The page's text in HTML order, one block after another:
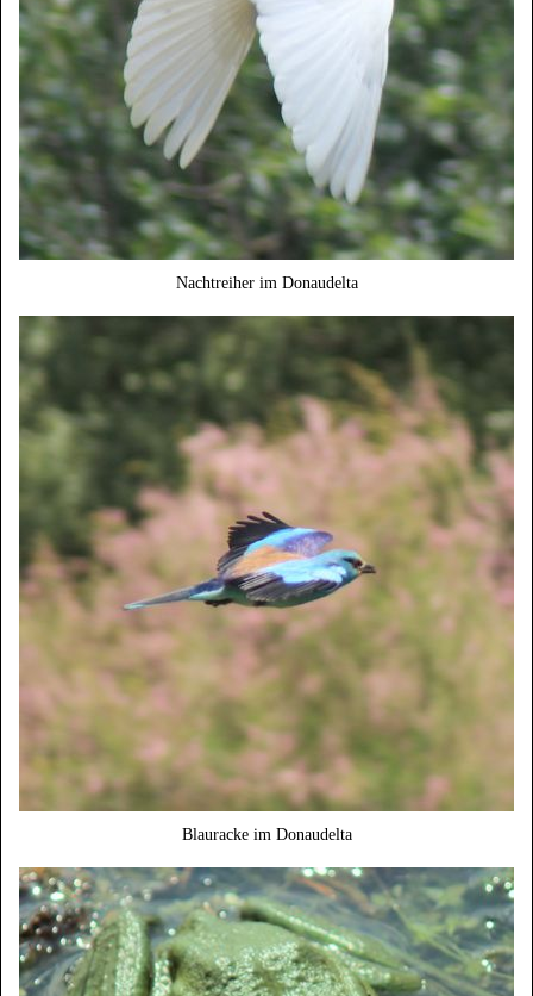
Nachtreiher im Donaudelta
Blauracke im Donaudelta